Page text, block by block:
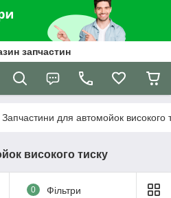
запчастин
Запчастини для автомойок високого
високого тиску
0 Фільтри